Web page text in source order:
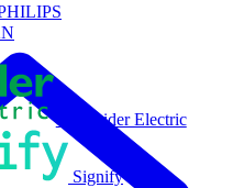
Schneider Electric
Signify